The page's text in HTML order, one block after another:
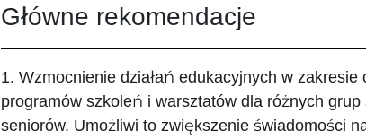
Główne rekomendacje
1. Wzmocnienie działań edukacyjnych w
programów szkoleń i warsztatów dla różnych
seniorów. Umożliwi to zwiększenie świadomości